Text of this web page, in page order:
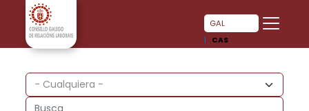
Pasar al contenido principal
GAL
CAS